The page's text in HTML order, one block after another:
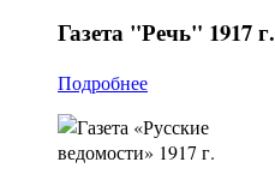
Газета "Речь" 1917 г.
Подробнее